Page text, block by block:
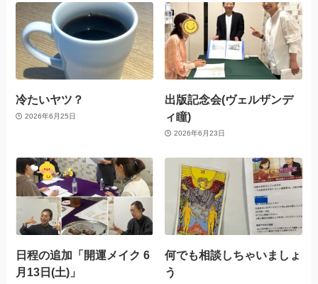
冷たいヤツ？
2026年6月25日
出版記念会(ヴェルザンデ
ィ瞳)
2026年6月23日
日程の追加「開運メイク 6
月13日(土)」
何でも相談しちゃいましょ
う